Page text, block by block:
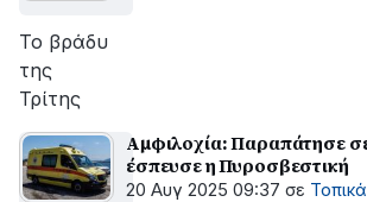
Το βράδυ
της
Τρίτης
Αμφιλοχία: Παραπάτησε
έσπευσε η Πυροσβεστική
20 Αυγ 2025 09:37 σε Τοπικά